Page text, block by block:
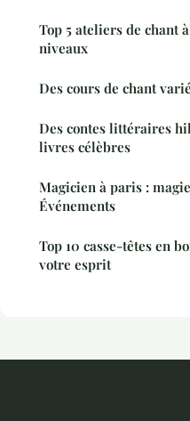
Top 5 ateliers de chant
niveaux
Des cours de chant
Des contes littéraires
livres célèbres
Magicien à paris :
Événements
Top 10 casse-têtes en
votre esprit